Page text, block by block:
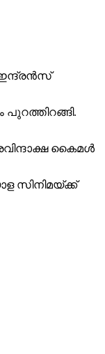
കൈമൾ
സിനിമയ്ക്ക്